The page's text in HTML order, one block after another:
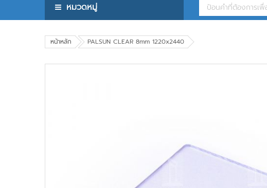
หมวดหมู่
หน้าหลัก PALSUN CLEAR 8mm 1220x2440